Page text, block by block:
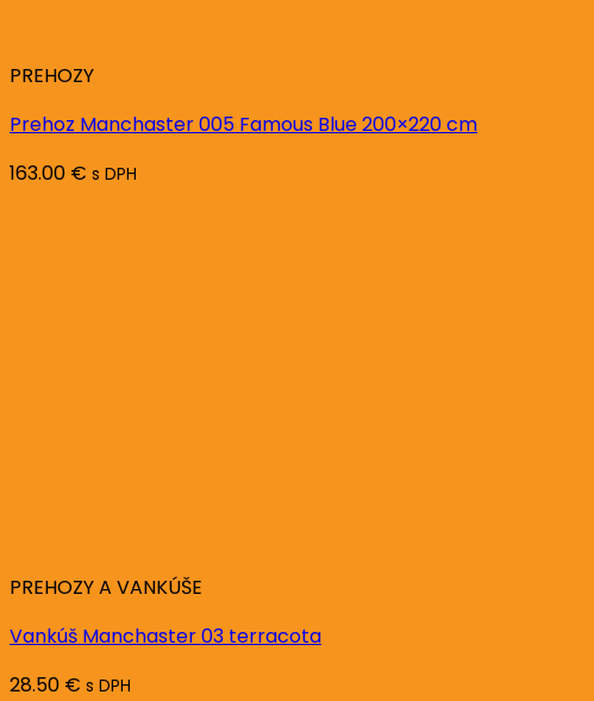
PREHOZY
Prehoz Manchaster 005 Famous Blue 200×220 cm
163.00 € s DPH
PREHOZY A VANKÚŠE
Vankúš Manchaster 03 terracota
28.50 € s DPH